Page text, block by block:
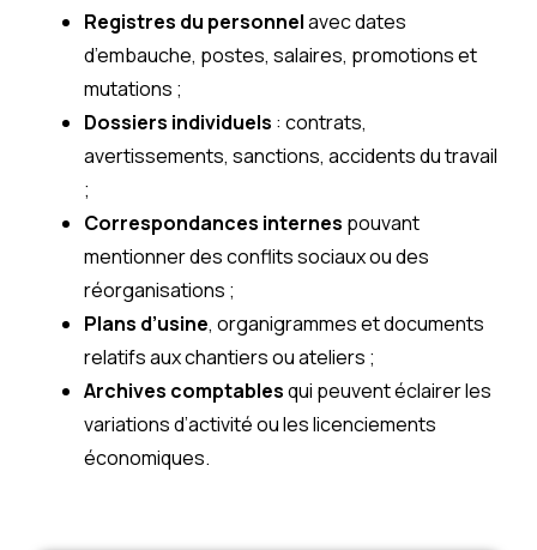
Registres du personnelavec dates
d’embauche, postes, salaires, promotions et
mutations ;
Dossiers individuels : contrats,
avertissements, sanctions, accidents du travail
;
Correspondances internes pouvant
mentionner des conflits sociaux ou des
réorganisations ;
Plans d’usine, organigrammes et documents
relatifs aux chantiers ou ateliers ;
Archives comptablesqui peuvent éclairer les
variations d’activité ou les licenciements
économiques.